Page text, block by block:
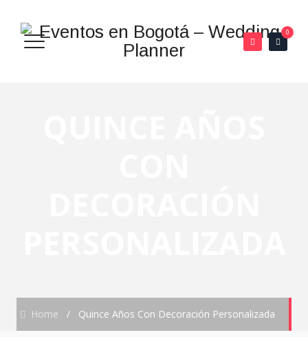
0
Home / Quince Años Con Decoración Personalizada